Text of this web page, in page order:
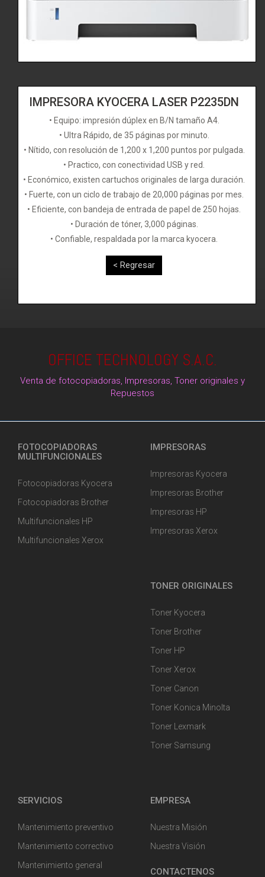
IMPRESORA KYOCERA LASER P2235DN
• Equipo: impresión dúplex en B/N tamaño A4.
• Ultra Rápido, de 35 páginas por minuto.
• Nítido, con resolución de 1,200 x 1,200 puntos por pulgada.
• Practico, con conectividad USB y red.
• Económico, existen cartuchos originales de larga duración.
• Fuerte, con un ciclo de trabajo de 20,000 páginas por mes.
• Eficiente, con bandeja de entrada de papel de 250 hojas.
• Duración de tóner, 3,000 páginas.
• Confiable, respaldada por la marca kyocera.
< Regresar
OFFICE TECHNOLOGY S.A.C.
Venta de fotocopiadoras, Impresoras, Toner originales y
Repuestos
FOTOCOPIADORAS
MULTIFUNCIONALES
Fotocopiadoras Kyocera
Fotocopiadoras Brother
Multifuncionales HP
Multifuncionales Xerox
IMPRESORAS
Impresoras Kyocera
Impresoras Brother
Impresoras HP
Impresoras Xerox
TONER ORIGINALES
Toner Kyocera
Toner Brother
Toner HP
Toner Xerox
Toner Canon
Toner Konica Minolta
Toner Lexmark
Toner Samsung
SERVICIOS
Mantenimiento preventivo
Mantenimiento correctivo
Mantenimiento general
EMPRESA
Nuestra Misión
Nuestra Visión
CONTACTENOS